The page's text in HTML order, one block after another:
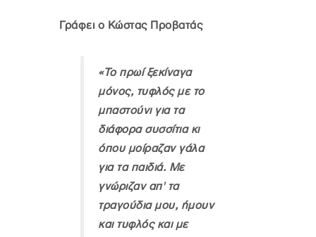
Γράφει ο Κώστας Προβατάς
«Το πρωί ξεκίναγα
μόνος, τυφλός με το
μπαστούνι για τα
διάφορα συσσίτια κι
όπου μοίραζαν γάλα
για τα παιδιά. Με
γνώριζαν απ' τα
τραγούδια μου, ήμουν
και τυφλός και με